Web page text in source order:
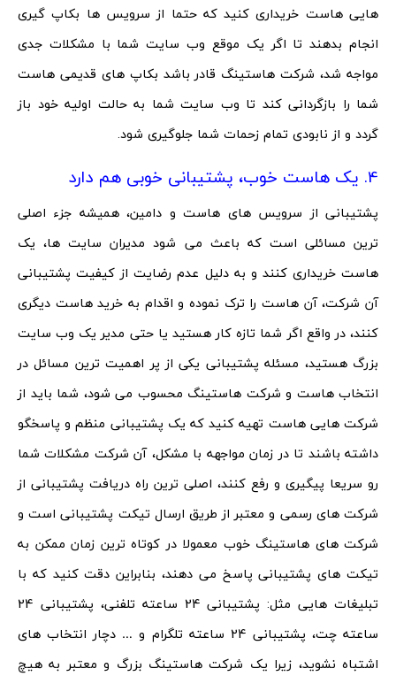
هایی هاست خریداری کنید که حتما از سرویس ها بکاپ گیری
انجام بدهند تا اگر یک موقع وب سایت شما با مشکلات جدی
مواجه شد، شرکت هاستینگ قادر باشد بکاپ های قدیمی هاست
شما را بازگردانی کند تا وب سایت شما به حالت اولیه خود باز
گردد و از نابودی تمام زحمات شما جلوگیری شود.
4. یک هاست خوب، پشتیبانی خوبی هم دارد
پشتیبانی از سرویس های هاست و دامین، همیشه جزء اصلی
ترین مسائلی است که باعث می شود مدیران سایت ها، یک
هاست خریداری کنند و به دلیل عدم رضایت از کیفیت پشتیبانی
آن شرکت، آن هاست را ترک نموده و اقدام به خرید هاست دیگری
کنند، در واقع اگر شما تازه کار هستید یا حتی مدیر یک وب سایت
بزرگ هستید، مسئله پشتیبانی یکی از پر اهمیت ترین مسائل در
انتخاب هاست و شرکت هاستینگ محسوب می شود، شما باید از
شرکت هایی هاست تهیه کنید که یک پشتیبانی منظم و پاسخگو
داشته باشند تا در زمان مواجهه با مشکل، آن شرکت مشکلات شما
رو سریعا پیگیری و رفع کنند، اصلی ترین راه دریافت پشتیبانی از
شرکت های رسمی و معتبر از طریق ارسال تیکت پشتیبانی است و
شرکت های هاستینگ خوب معمولا در کوتاه ترین زمان ممکن به
تیکت های پشتیبانی پاسخ می دهند، بنابراین دقت کنید که با
تبلیغات هایی مثل: پشتیبانی 24 ساعته تلفنی، پشتیبانی 24
ساعته چت، پشتیبانی 24 ساعته تلگرام و … دچار انتخاب های
اشتباه نشوید، زیرا یک شرکت هاستینگ بزرگ و معتبر به هیچ